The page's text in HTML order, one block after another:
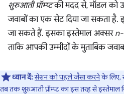
शुरुआती प्रॉम्प्टकी मदद से, मॉडल को
जवाबों का एक सेट दिया जा सकता
जा सकते हैं. इसका इस्तेमाल अक्सर n-
ताकि आपकी उम्मीदों के मुताबिक
ध्यान दें:सेशन को पहले जैसा करनेके लिए,
तब तक शुरुआती प्रॉम्प्ट का इस तरह से इस्तेमाल